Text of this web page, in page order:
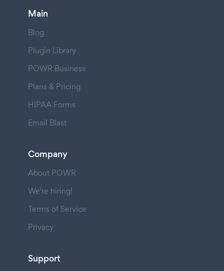
Main
Blog
Plugin Library
POWR Business
Plans & Pricing
HIPAA Forms
Email Blast
Company
About POWR
We're hiring!
Terms of Service
Privacy
Support